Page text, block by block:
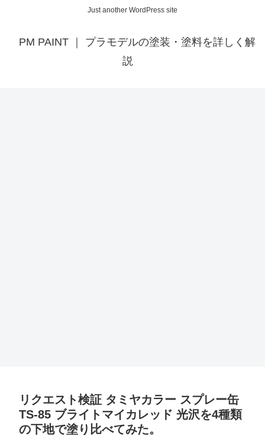
Just another WordPress site
PM PAINT ｜ プラモデルの塗装・塗料を詳しく解
説
リクエスト検証 タミヤカラー スプレー缶
TS-85 ブライトマイカレッド 光沢を4種類
の下地で塗り比べてみた。